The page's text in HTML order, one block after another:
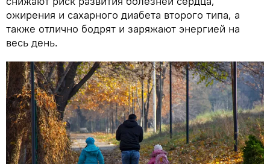
ожирения и сахарного диабета второго типа, а
также отлично бодрят и заряжают энергией на
весь день.